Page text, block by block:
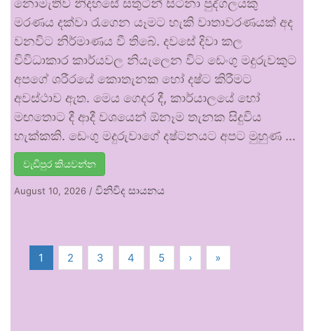
නොමැතිව නිදහසේ සතුටින් සිටිනා පුද්ගලයකු
මරණය දක්වා රැගෙන යෑමට හැකි වාතාවරණයක් අද
වනවිට නිර්මාණය වී තිබේ. දවසේ දිවා කල
විවිධාකාර කාර්යවල නියැලෙන විට ඩෙංගු මදුරුවකුට
අපගේ ශරීරයේ කොතැනක හෝ දෂ්ට කිරීමට
අවස්ථාව ඇත. මෙය ගෙදර දී, කාර්යාලයේ හෝ
මඟතොට දී ආදී වශයෙන් ඕනෑම තැනක සිදුවිය
හැක්කකි. ඩෙංගු මදුරුවාගේ දෂ්ටනයට අපට මුහුණ …
වැඩිපුර කියවන්න
August 10, 2026 / විනිවිද සායනය
1 2 3 4 5 › »